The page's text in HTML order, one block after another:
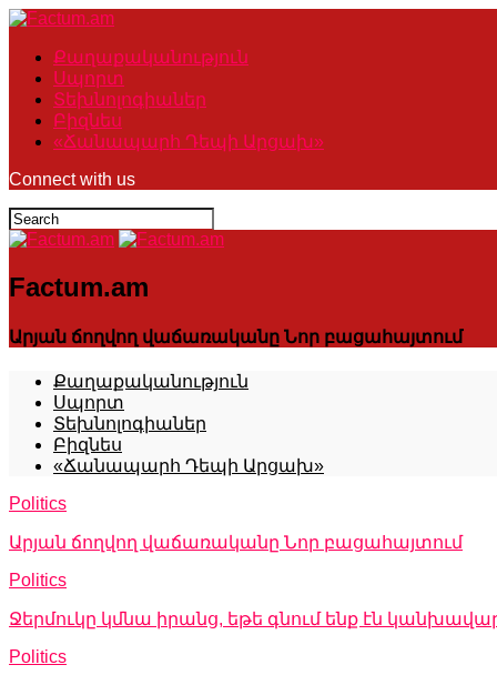
Քաղաքականություն
Սպորտ
Տեխնոլոգիաներ
Բիզնես
«Ճանապարհ Դեպի Արցախ»
Connect with us
Factum.am
Արյան ճողվող վաճառականը Նոր բացահայտում
Քաղաքականություն
Սպորտ
Տեխնոլոգիաներ
Բիզնես
«Ճանապարհ Դեպի Արցախ»
Politics
Արյան ճողվող վաճառականը Նոր բացահայտում
Politics
Ջերմուկը կմնա իրանց, եթե գնում ենք էն
Politics